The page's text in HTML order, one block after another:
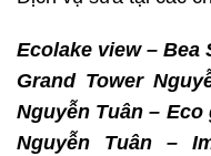
Ecolake view – Bea
Grand Tower
Nguyễn Tuân – Eco
Nguyễn Tuân –